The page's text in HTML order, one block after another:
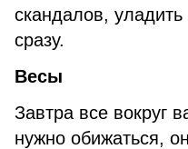
скандалов,
сразу.
Весы
Завтра все вокруг
нужно обижаться,